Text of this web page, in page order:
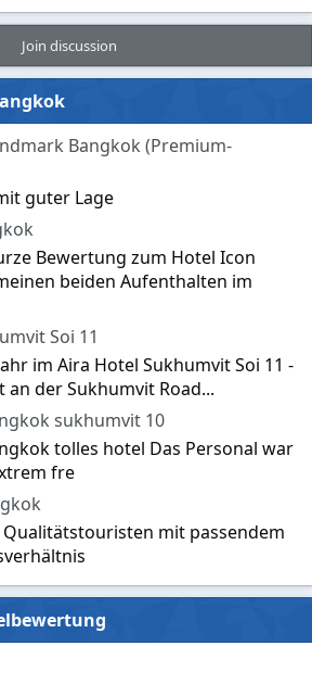
Join discussion
Bangkok (Premium-
guter Lage
Bewertung zum Hotel Icon
beiden Aufenthalten im
Soi 11
im Aira Hotel Sukhumvit Soi 11 -
an der Sukhumvit Road...
sukhumvit 10
tolles hotel Das Personal war
fre
mit passendem